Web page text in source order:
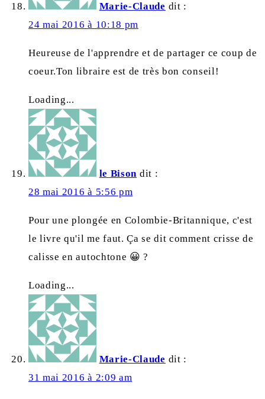
Marie-Claude dit :
24 mai 2016 à 10:18 pm
Heureuse de l'apprendre et de partager ce coup de
coeur.Ton libraire est de très bon conseil!
Loading...
le Bison dit :
28 mai 2016 à 5:56 pm
Pour une plongée en Colombie-Britannique, c'est
le livre qu'il me faut. Ça se dit comment crisse de
calisse en autochtone 😀 ?
Loading...
Marie-Claude dit :
31 mai 2016 à 2:09 am